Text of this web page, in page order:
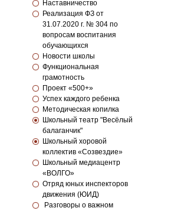
Наставничество
Реализация ФЗ от
31.07.2020 г. № 304 по
вопросам воспитания
обучающихся
Новости школы
Функциональная
грамотность
Проект «500+»
Успех каждого ребенка
Методическая копилка
Школьный театр "Весёлый
балаганчик"
Школьный хоровой
коллектив «Созвездие»
Школьный медиацентр
«ВОЛГО»
Отряд юных инспекторов
движения (ЮИД)
Разговоры о важном